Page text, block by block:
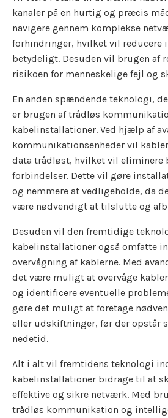
kanaler på en hurtig og præcis
navigere gennem komplekse
forhindringer, hvilket vil reducere
betydeligt. Desuden vil brugen af
risikoen for menneskelige fejl og
En anden spændende teknologi,
er brugen af trådløs
kabelinstallationer. Ved hjælp af
kommunikationsenheder vil
data trådløst, hvilket vil eliminere
forbindelser. Dette vil gøre
og nemmere at vedligeholde, da
være nødvendigt at tilslutte og
Desuden vil den fremtidige
kabelinstallationer også omfatte
overvågning af kablerne. Med
det være muligt at overvåge
og identificere eventuelle
gøre det muligt at foretage
eller udskiftninger, før der opstår
nedetid.
Alt i alt vil fremtidens teknologi
kabelinstallationer bidrage til at
effektive og sikre netværk. Med
trådløs kommunikation og